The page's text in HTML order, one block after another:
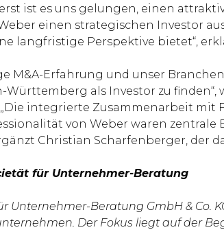
ist es uns gelungen, einen
einen strategischen Investor
langfristige Perspektive bietet“,
M&A-Erfahrung und unser
Württemberg als Investor zu
integrierte Zusammenarbeit mit
von Weber waren
Christian Scharfenberger, der
für Unternehmer-Beratung
Unternehmer-Beratung GmbH &
Der Fokus liegt auf der